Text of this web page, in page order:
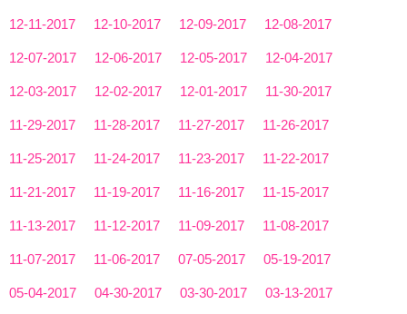
12-11-2017 12-10-2017 12-09-2017 12-08-2017
12-07-2017 12-06-2017 12-05-2017 12-04-2017
12-03-2017 12-02-2017 12-01-2017 11-30-2017
11-29-2017 11-28-2017 11-27-2017 11-26-2017
11-25-2017 11-24-2017 11-23-2017 11-22-2017
11-21-2017 11-19-2017 11-16-2017 11-15-2017
11-13-2017 11-12-2017 11-09-2017 11-08-2017
11-07-2017 11-06-2017 07-05-2017 05-19-2017
05-04-2017 04-30-2017 03-30-2017 03-13-2017